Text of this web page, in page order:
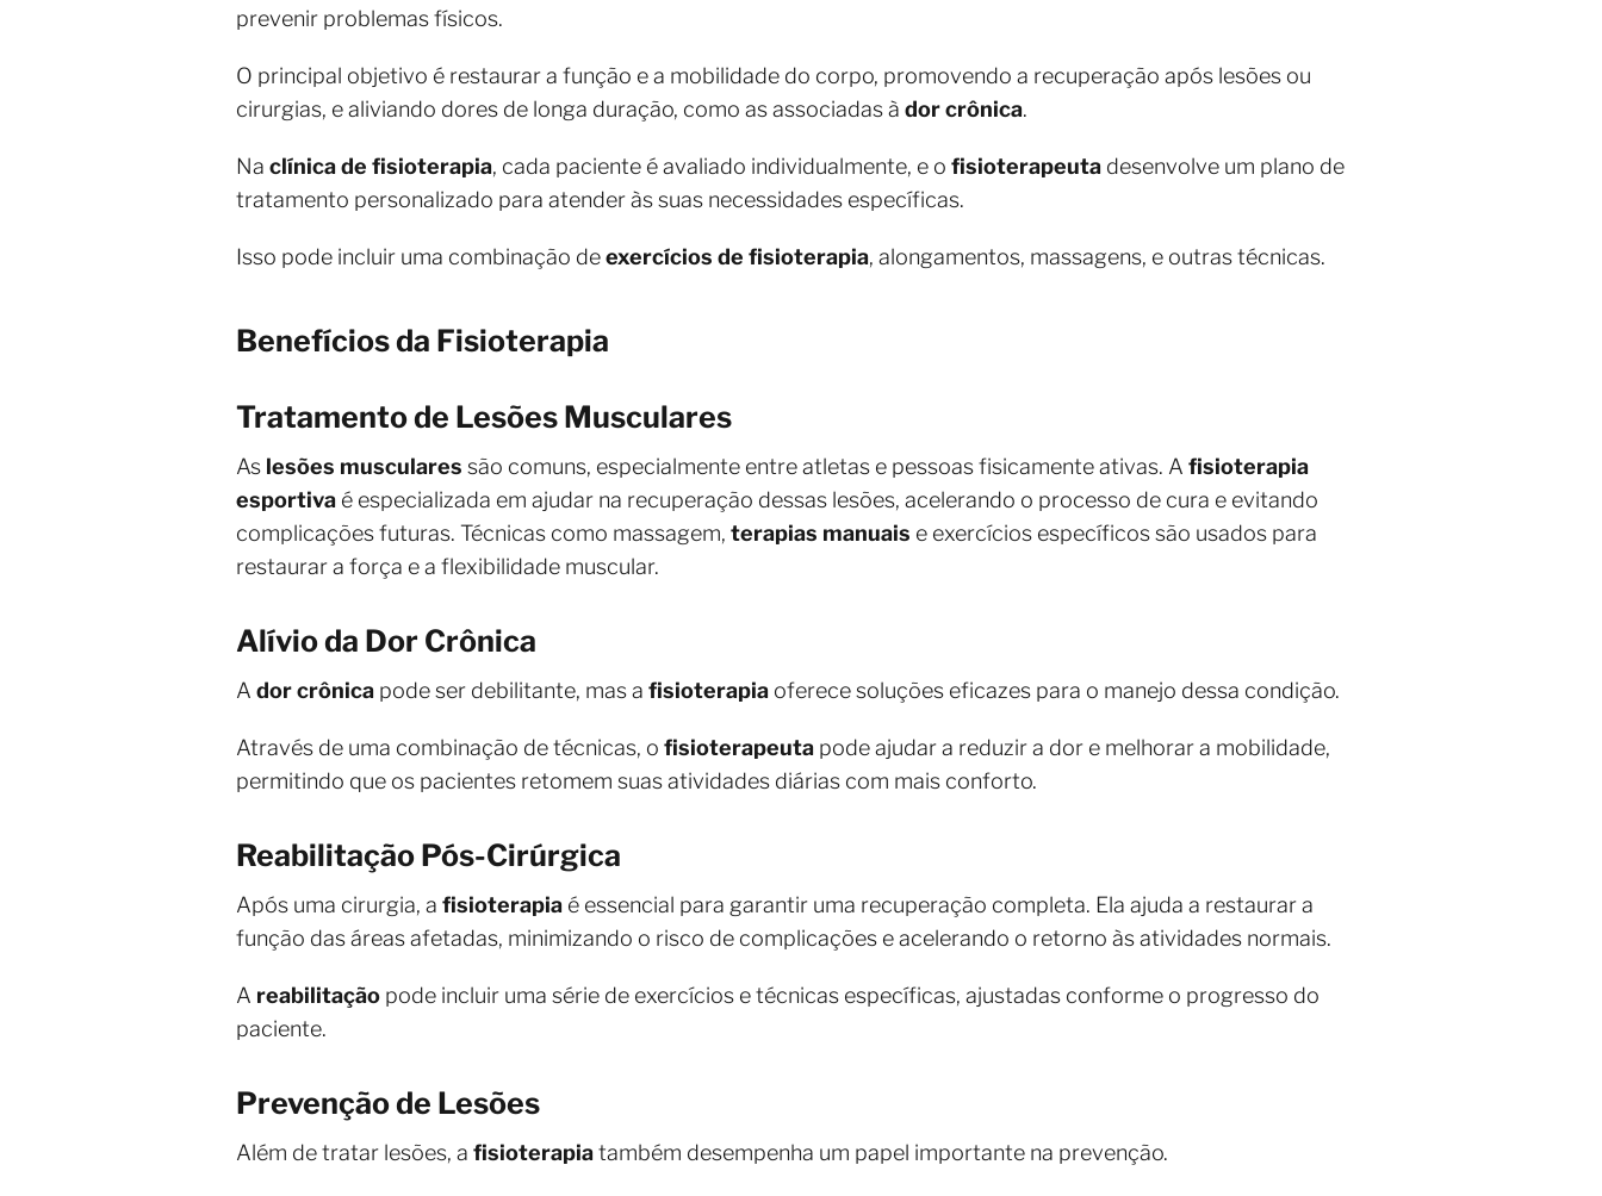
prevenir problemas físicos.
O principal objetivo é restaurar a função e a mobilidade do corpo, promovendo a recuperação após lesões ou
cirurgias, e aliviando dores de longa duração, como as associadas à dor crônica.
Na clínica de fisioterapia, cada paciente é avaliado individualmente, e o fisioterapeuta desenvolve um plano de
tratamento personalizado para atender às suas necessidades específicas.
Isso pode incluir uma combinação deexercícios de fisioterapia, alongamentos, massagens, e outras técnicas.
Benefícios da Fisioterapia
Tratamento de Lesões Musculares
As lesões musculares são comuns, especialmente entre atletas e pessoas fisicamente ativas. A fisioterapia
esportiva é especializada em ajudar na recuperação dessas lesões, acelerando o processo de cura e evitando
complicações futuras. Técnicas como massagem, terapias manuais e exercícios específicos são usados para
restaurar a força e a flexibilidade muscular.
Alívio da Dor Crônica
A dor crônica pode ser debilitante, mas a fisioterapia oferece soluções eficazes para o manejo dessa condição.
Através de uma combinação de técnicas, o fisioterapeuta pode ajudar a reduzir a dor e melhorar a mobilidade,
permitindo que os pacientes retomem suas atividades diárias com mais conforto.
Reabilitação Pós-Cirúrgica
Após uma cirurgia, a fisioterapia é essencial para garantir uma recuperação completa. Ela ajuda a restaurar a
função das áreas afetadas, minimizando o risco de complicações e acelerando o retorno às atividades normais.
A reabilitação pode incluir uma série de exercícios e técnicas específicas, ajustadas conforme o progresso do
paciente.
Prevenção de Lesões
Além de tratar lesões, a fisioterapiatambém desempenha um papel importante na prevenção.